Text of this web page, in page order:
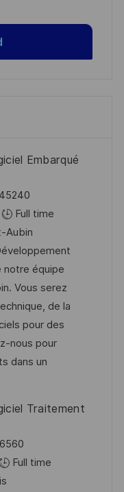
Embarqué
Full time
Aubin
notre équipe
Vous serez
de la
pour des
nous pour
dans un
Traitement
Full time